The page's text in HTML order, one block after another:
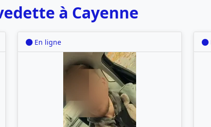
à Cayenne
En ligne